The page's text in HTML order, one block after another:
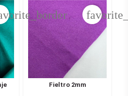
Fieltro 2mm